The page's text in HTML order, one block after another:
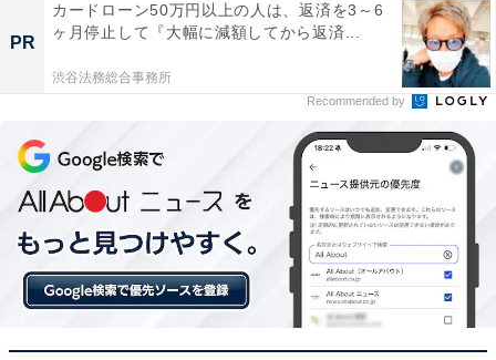
PR
カードローン50万円以上の人は、返済を3～6
ヶ月停止して『大幅に減額してから返済...
渋谷法務総合事務所
Recommended by